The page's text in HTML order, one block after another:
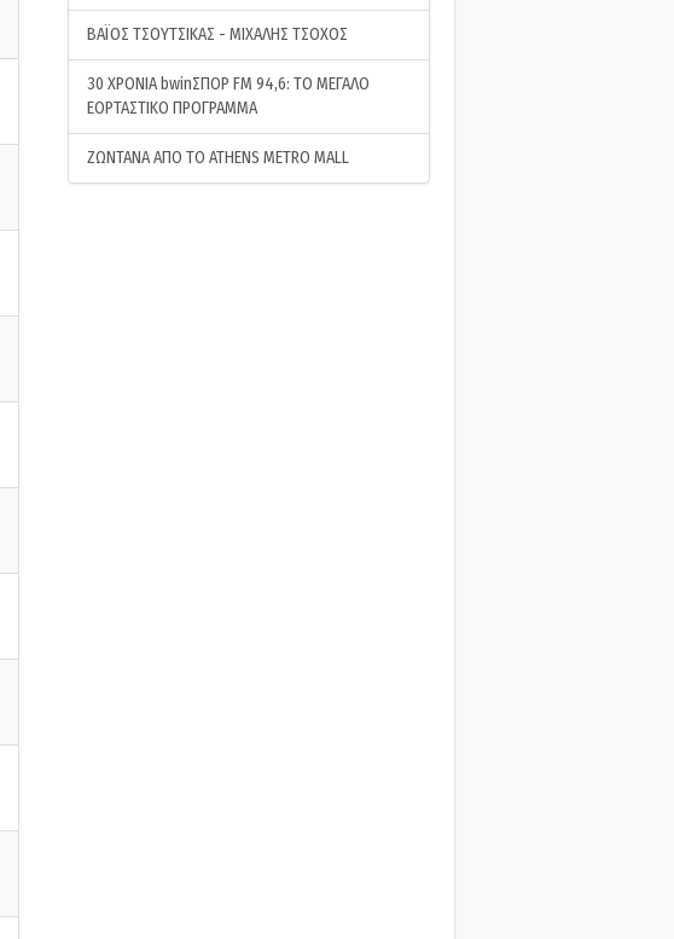
ΒΑΪΟΣ ΤΣΟΥΤΣΙΚΑΣ - ΜΙΧΑΛΗΣ ΤΣΟΧΟΣ
30 ΧΡΟΝΙΑ bwinΣΠΟΡ FM 94,6: ΤΟ ΜΕΓΑΛΟ
ΕΟΡΤΑΣΤΙΚΟ ΠΡΟΓΡΑΜΜΑ
ΖΩΝΤΑΝΑ ΑΠΟ ΤΟ ATHENS METRO MALL